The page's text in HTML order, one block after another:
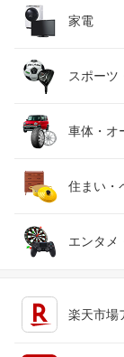
インナー
バッグ・
靴
腕時計
ジュエリ
ビール・
ワイン
日本酒・
医薬品・
キッズ・
おもちゃ
家電
家電
TV・オー
スマート
パソコン
スポーツ
スポーツ
ゴルフ
車体・オ
車用品・
車・バイ
住まい・
インテリ
エンタメ
楽天市場